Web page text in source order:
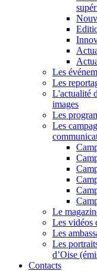
Les
Les
L'actualité
images
Les
Les
Le
Les vidéos
Les
Les
d’Oise
Contacts